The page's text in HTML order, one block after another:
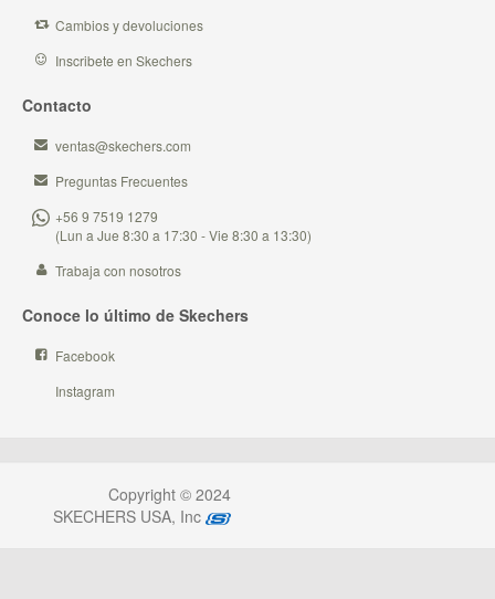
Cambios y devoluciones
Inscribete en Skechers
Contacto
ventas@skechers.com
Preguntas Frecuentes
+56 9 7519 1279
(Lun a Jue 8:30 a 17:30 - Vie 8:30 a 13:30)
Trabaja con nosotros
Conoce lo último de Skechers
Facebook
Instagram
Copyright © 2024
SKECHERS USA, Inc